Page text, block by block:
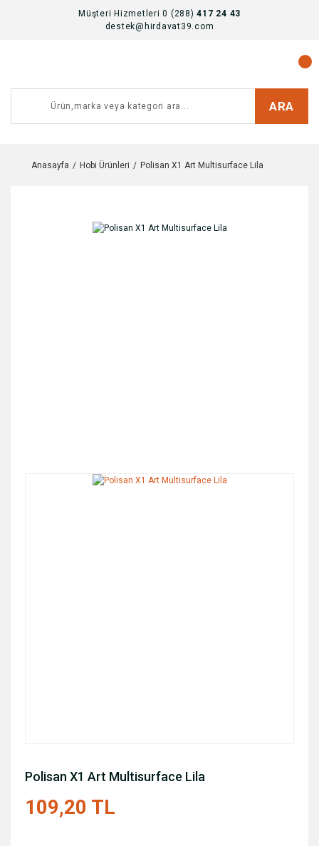
Müşteri Hizmetleri 0 (288)417 24 43
destek@hirdavat39.com
ARA
Anasayfa Hobi Ürünleri Polisan X1 Art Multisurface Lila
Polisan X1 Art Multisurface Lila
109,20 TL